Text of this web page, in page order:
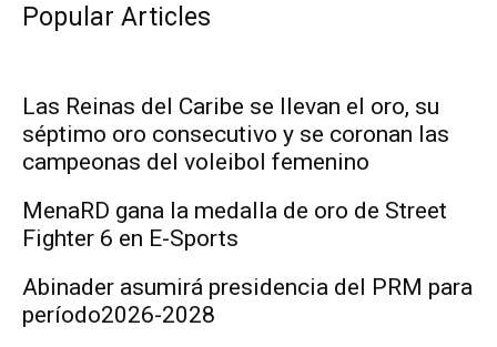
Popular Articles
Las Reinas del Caribe se llevan el oro, su
séptimo oro consecutivo y se coronan las
campeonas del voleibol femenino
MenaRD gana la medalla de oro de Street
Fighter 6 en E-Sports
Abinader asumirá presidencia del PRM para
período2026-2028